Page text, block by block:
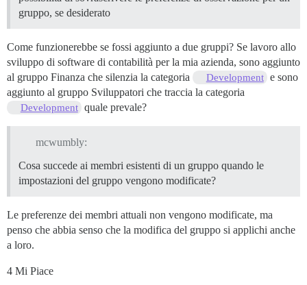
gruppo, se desiderato
Come funzionerebbe se fossi aggiunto a due gruppi? Se lavoro allo
sviluppo di software di contabilità per la mia azienda, sono aggiunto
al gruppo Finanza che silenzia la categoria
Development e sono
aggiunto al gruppo Sviluppatori che traccia la categoria
Development quale prevale?
mcwumbly:
Cosa succede ai membri esistenti di un gruppo quando le
impostazioni del gruppo vengono modificate?
Le preferenze dei membri attuali non vengono modificate, ma
penso che abbia senso che la modifica del gruppo si applichi anche
a loro.
4 Mi Piace